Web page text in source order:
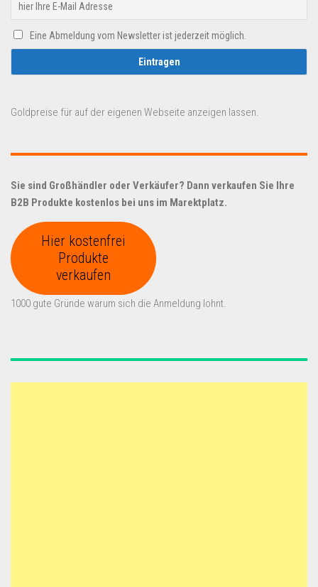
Eine Abmeldung vom Newsletter ist jederzeit möglich.
Goldpreise für auf der eigenen Webseite anzeigen lassen.
Sie sind Großhändler oder Verkäufer? Dann verkaufen Sie Ihre
B2B Produkte kostenlos bei uns im Marektplatz.
Hier kostenfrei
Produkte
verkaufen
1000 gute Gründe warum sich die Anmeldung lohnt.